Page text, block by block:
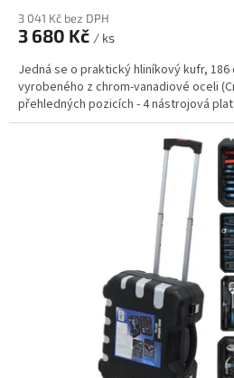
3 041 Kč bez DPH
3 680 Kč / ks
Jedná se o praktický hliníkový kufr,
vyrobeného z chrom-vanadiové oceli
přehledných pozicích - 4 nástrojová